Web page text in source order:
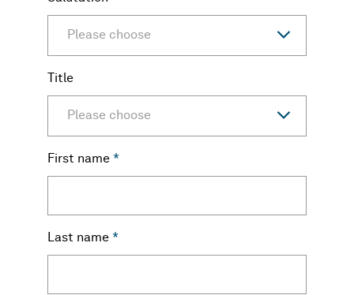
Please choose
Title
Please choose
First name *
Last name *